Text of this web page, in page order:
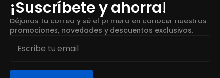
¡Suscríbete y ahorra!
Déjanos tu correo y sé el primero en conocer nuestras
promociones, novedades y descuentos exclusivos.
Email